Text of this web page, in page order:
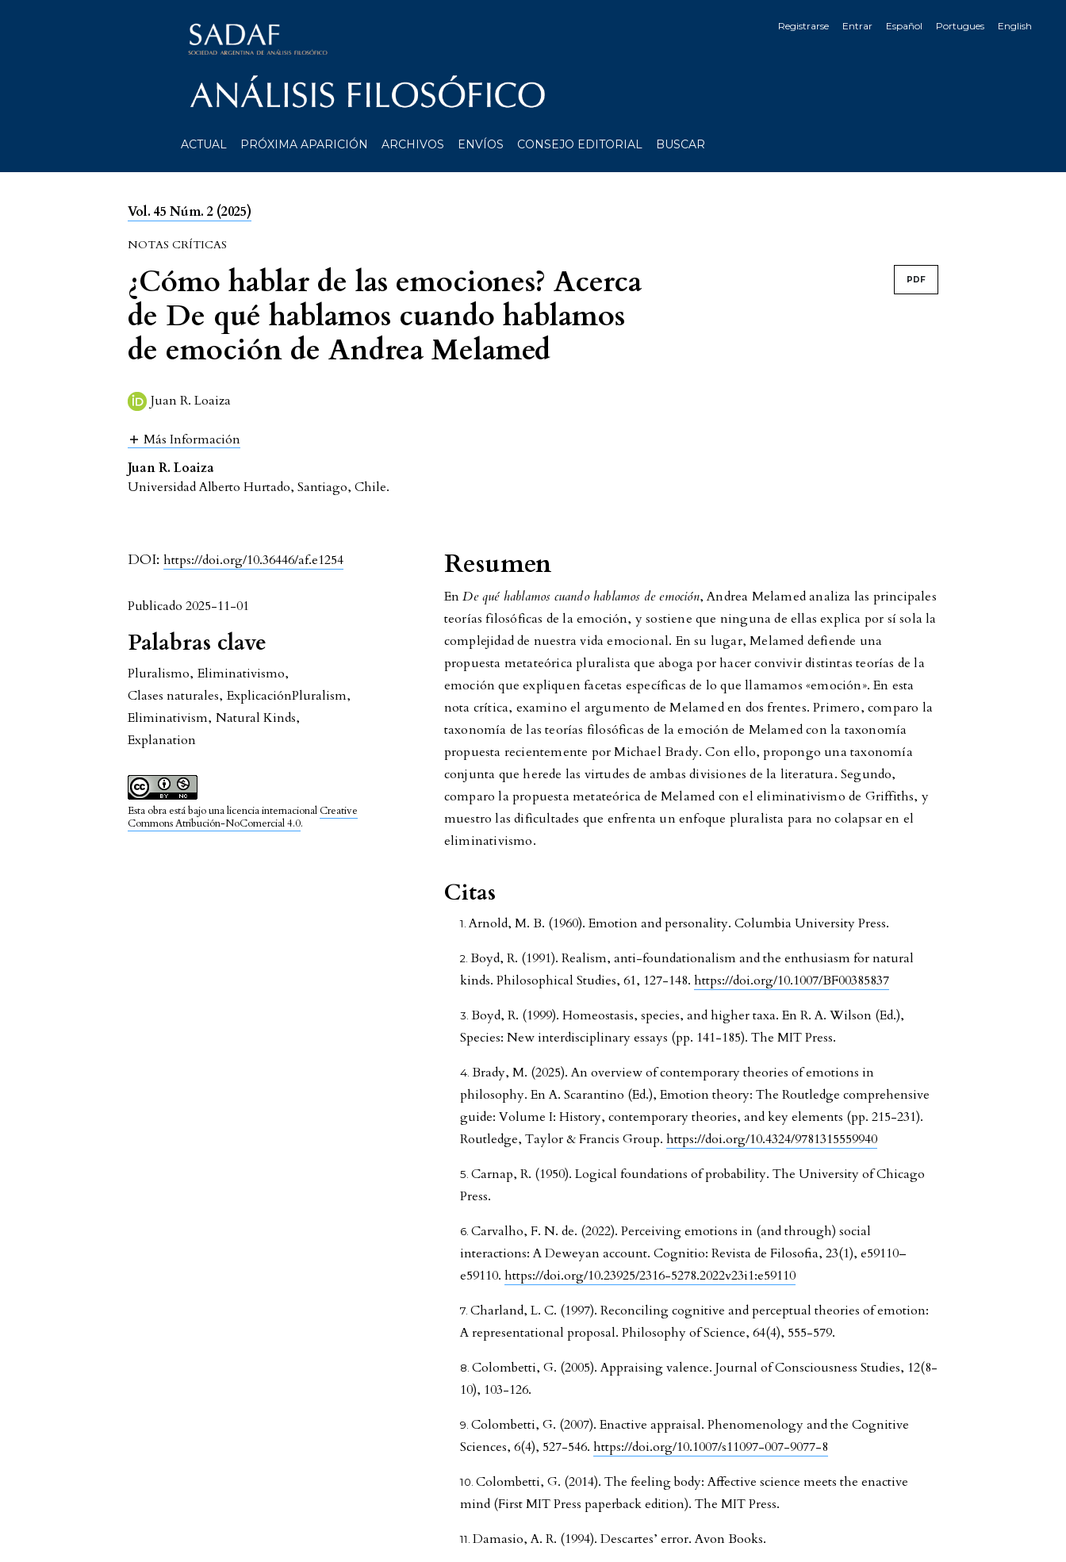
Registrarse Entrar Español Portugues English
ACTUAL PRÓXIMA APARICIÓN ARCHIVOS ENVÍOS CONSEJO EDITORIAL BUSCAR
Vol. 45 Núm. 2 (2025)
NOTAS CRÍTICAS
¿Cómo hablar de las emociones? Acerca
de De qué hablamos cuando hablamos
de emoción de Andrea Melamed
PDF
Juan R. Loaiza
Más Información
Juan R. Loaiza
Universidad Alberto Hurtado, Santiago, Chile.
DOI:https://doi.org/10.36446/af.e1254
Publicado 2025-11-01
Palabras clave
Pluralismo, Eliminativismo,
Clases naturales, ExplicaciónPluralism,
Eliminativism, Natural Kinds,
Explanation
Esta obra está bajo una licencia internacional Creative
Commons Atribución-NoComercial 4.0.
Resumen
EnDe qué hablamos cuando hablamos de emoción, Andrea Melamed analiza las principales
teorías filosóficas de la emoción, y sostiene que ninguna de ellas explica por sí sola la
complejidad de nuestra vida emocional. En su lugar, Melamed defiende una
propuesta metateórica pluralista que aboga por hacer convivir distintas teorías de la
emoción que expliquen facetas específicas de lo que llamamos «emoción». En esta
nota crítica, examino el argumento de Melamed en dos frentes. Primero, comparo la
taxonomía de las teorías filosóficas de la emoción de Melamed con la taxonomía
propuesta recientemente por Michael Brady. Con ello, propongo una taxonomía
conjunta que herede las virtudes de ambas divisiones de la literatura. Segundo,
comparo la propuesta metateórica de Melamed con el eliminativismo de Griffiths, y
muestro las dificultades que enfrenta un enfoque pluralista para no colapsar en el
eliminativismo.
Citas
Arnold, M. B. (1960). Emotion and personality. Columbia University Press.
Boyd, R. (1991). Realism, anti-foundationalism and the enthusiasm for natural
kinds. Philosophical Studies, 61, 127-148. https://doi.org/10.1007/BF00385837
Boyd, R. (1999). Homeostasis, species, and higher taxa. En R. A. Wilson (Ed.),
Species: New interdisciplinary essays (pp. 141-185). The MIT Press.
Brady, M. (2025). An overview of contemporary theories of emotions in
philosophy. En A. Scarantino (Ed.), Emotion theory: The Routledge comprehensive
guide: Volume I: History, contemporary theories, and key elements (pp. 215-231).
Routledge, Taylor & Francis Group. https://doi.org/10.4324/9781315559940
Carnap, R. (1950). Logical foundations of probability. The University of Chicago
Press.
Carvalho, F. N. de. (2022). Perceiving emotions in (and through) social
interactions: A Deweyan account. Cognitio: Revista de Filosofia, 23(1), e59110–
e59110. https://doi.org/10.23925/2316-5278.2022v23i1:e59110
Charland, L. C. (1997). Reconciling cognitive and perceptual theories of emotion:
A representational proposal. Philosophy of Science, 64(4), 555-579.
Colombetti, G. (2005). Appraising valence. Journal of Consciousness Studies, 12(8-
10), 103-126.
Colombetti, G. (2007). Enactive appraisal. Phenomenology and the Cognitive
Sciences, 6(4), 527-546. https://doi.org/10.1007/s11097-007-9077-8
Colombetti, G. (2014). The feeling body: Affective science meets the enactive
mind (First MIT Press paperback edition). The MIT Press.
Damasio, A. R. (1994). Descartes’ error. Avon Books.